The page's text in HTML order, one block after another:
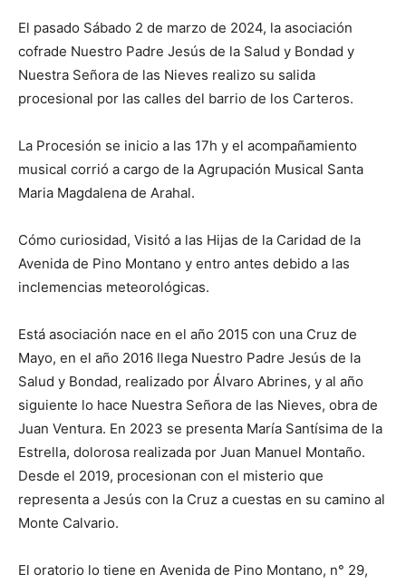
El pasado Sábado 2 de marzo de 2024, la asociación
cofrade Nuestro Padre Jesús de la Salud y Bondad y
Nuestra Señora de las Nieves realizo su salida
procesional por las calles del barrio de los Carteros.
La Procesión se inicio a las 17h y el acompañamiento
musical corrió a cargo de la Agrupación Musical Santa
Maria Magdalena de Arahal.
Cómo curiosidad, Visitó a las Hijas de la Caridad de la
Avenida de Pino Montano y entro antes debido a las
inclemencias meteorológicas.
Está asociación nace en el año 2015 con una Cruz de
Mayo, en el año 2016 llega Nuestro Padre Jesús de la
Salud y Bondad, realizado por Álvaro Abrines, y al año
siguiente lo hace Nuestra Señora de las Nieves, obra de
Juan Ventura. En 2023 se presenta María Santísima de la
Estrella, dolorosa realizada por Juan Manuel Montaño.
Desde el 2019, procesionan con el misterio que
representa a Jesús con la Cruz a cuestas en su camino al
Monte Calvario.
El oratorio lo tiene en Avenida de Pino Montano, n° 29,